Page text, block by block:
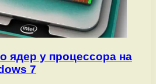
ядер у процессора на
7